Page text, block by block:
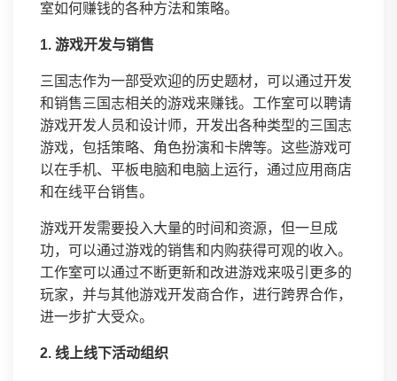
室如何赚钱的各种方法和策略。
1. 游戏开发与销售
三国志作为一部受欢迎的历史题材，可以通过开发
和销售三国志相关的游戏来赚钱。工作室可以聘请
游戏开发人员和设计师，开发出各种类型的三国志
游戏，包括策略、角色扮演和卡牌等。这些游戏可
以在手机、平板电脑和电脑上运行，通过应用商店
和在线平台销售。
游戏开发需要投入大量的时间和资源，但一旦成
功，可以通过游戏的销售和内购获得可观的收入。
工作室可以通过不断更新和改进游戏来吸引更多的
玩家，并与其他游戏开发商合作，进行跨界合作，
进一步扩大受众。
2. 线上线下活动组织